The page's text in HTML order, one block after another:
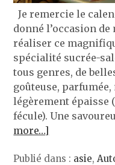
Je remercie le
donné l’occasion
réaliser ce
spécialité sucrée-
tous genres, de
goûteuse,
légèrement épaisse
fécule). Une
more…]
Publié dans : asie,